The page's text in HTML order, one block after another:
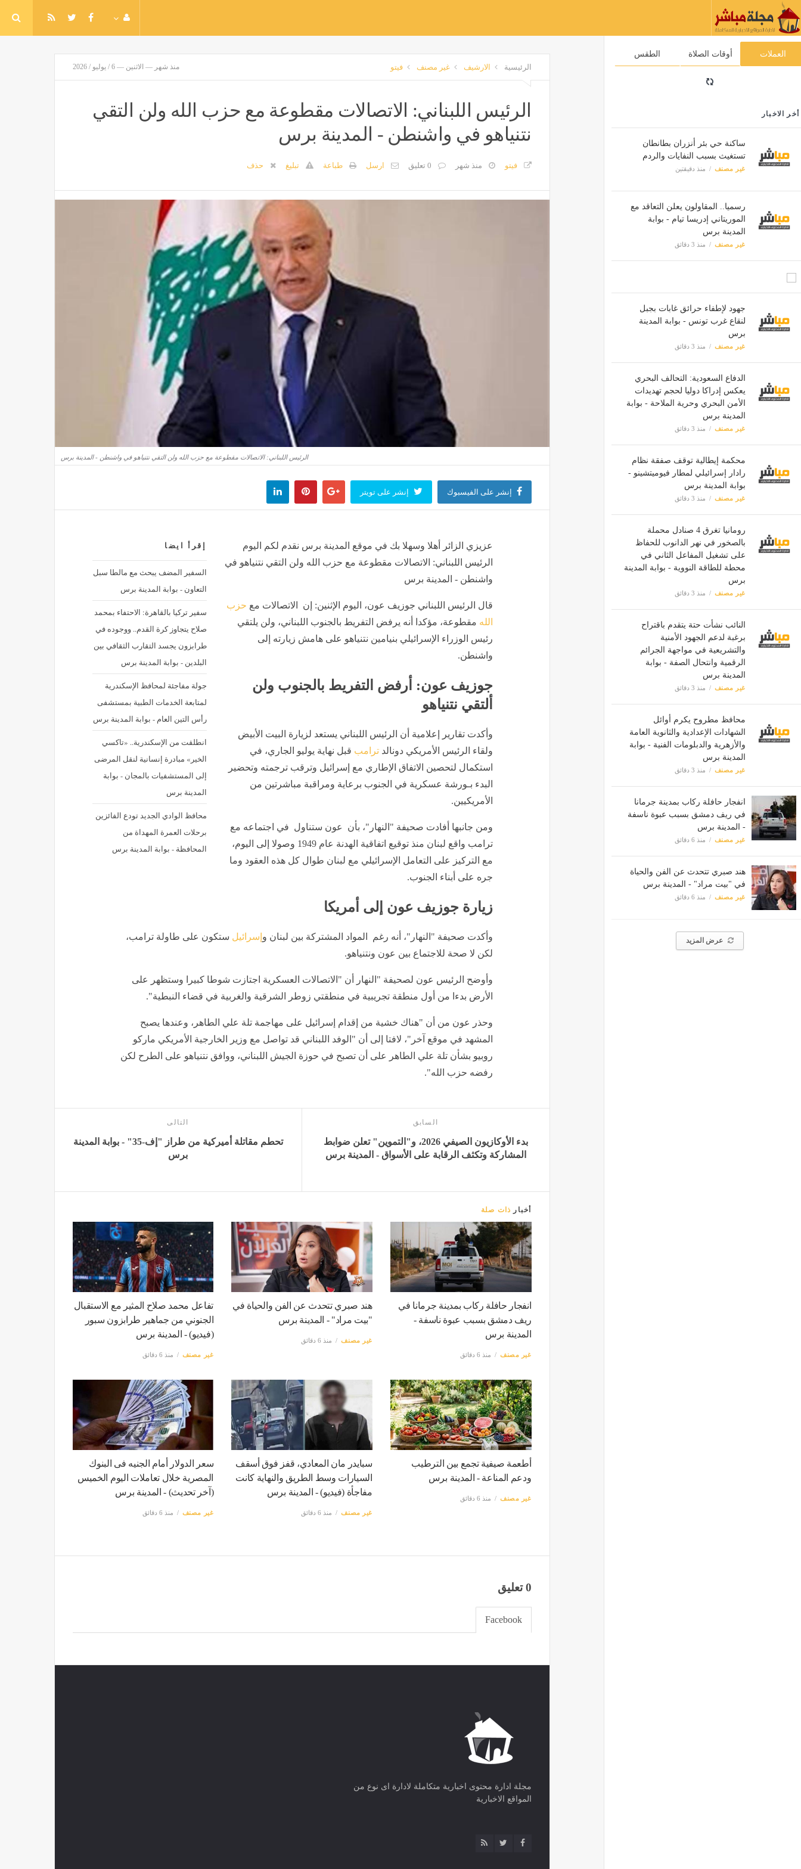
العملات أوقات الصلاة الطقس
أخر الاخبار
ساكنة حي بئر أنزران بطانطان
تستغيث بسبب النفايات والردم
غير مصنف منذ دقيقتين
رسميا.. المقاولون يعلن التعاقد مع
الموريتاني إدريسا تيام - بوابة
المدينة برس
غير مصنف منذ 3 دقائق
جهود لإطفاء حرائق غابات بجبل
لنقاع غرب تونس - بوابة المدينة
برس
غير مصنف منذ 3 دقائق
الدفاع السعودية: التحالف البحري
يعكس إدراكا دوليا لحجم تهديدات
الأمن البحري وحرية الملاحة - بوابة
المدينة برس
غير مصنف منذ 3 دقائق
محكمة إيطالية توقف صفقة نظام
رادار إسرائيلي لمطار فيوميتشينو -
بوابة المدينة برس
غير مصنف منذ 3 دقائق
رومانيا تغرق 4 صنادل محملة
بالصخور في نهر الدانوب للحفاظ
على تشغيل المفاعل الثاني في
محطة للطاقة النووية - بوابة المدينة
برس
غير مصنف منذ 3 دقائق
النائب نشأت حتة يتقدم باقتراح
برغبة لدعم الجهود الأمنية
والتشريعية في مواجهة الجرائم
الرقمية وانتحال الصفة - بوابة
المدينة برس
غير مصنف منذ 3 دقائق
محافظ مطروح يكرم أوائل
الشهادات الإعدادية والثانوية العامة
والأزهرية والدبلومات الفنية - بوابة
المدينة برس
غير مصنف منذ 3 دقائق
انفجار حافلة ركاب بمدينة جرمانا
في ريف دمشق بسبب عبوة ناسفة
- المدينة برس
غير مصنف منذ 6 دقائق
هند صبري تتحدث عن الفن والحياة
في "بيت مراد" - المدينة برس
غير مصنف منذ 6 دقائق
عرض المزيد
الرئيسية الارشيف غير مصنف فيتو منذ شهر — الاثنين — 6 / يوليو / 2026
الرئيس اللبناني: الاتصالات مقطوعة مع حزب الله ولن التقي
نتنياهو في واشنطن - المدينة برس
فيتو منذ شهر 0 تعليق ارسل طباعة تبليغ حذف
الرئيس اللبناني: الاتصالات مقطوعة مع حزب الله ولن التقي نتنياهو في واشنطن - المدينة برس
إنشر على الفيسبوك إنشر على تويتر
إقرأ ايضا
السفير المضف يبحث مع مالطا سبل
التعاون - بوابة المدينة برس
سفير تركيا بالقاهرة: الاحتفاء بمحمد
صلاح يتجاوز كرة القدم.. ووجوده في
طرابزون يجسد التقارب الثقافي بين
البلدين - بوابة المدينة برس
جولة مفاجئة لمحافظ الإسكندرية
لمتابعة الخدمات الطبية بمستشفى
رأس التين العام - بوابة المدينة برس
انطلقت من الإسكندرية.. «تاكسي
الخير» مبادرة إنسانية لنقل المرضى
إلى المستشفيات بالمجان - بوابة
المدينة برس
محافظ الوادي الجديد تودع الفائزين
برحلات العمرة المهداة من
المحافظة - بوابة المدينة برس
عزيزي الزائر أهلا وسهلا بك في موقع المدينة برس نقدم لكم اليوم
الرئيس اللبناني: الاتصالات مقطوعة مع حزب الله ولن التقي نتنياهو في
واشنطن - المدينة برس
قال الرئيس اللبناني جوزيف عون، اليوم الإثنين: إن الاتصالات مع حزب
الله مقطوعة، مؤكدا أنه يرفض التفريط بالجنوب اللبناني، ولن يلتقي
رئيس الوزراء الإسرائيلي بنيامين نتنياهو على هامش زيارته إلى
واشنطن.
جوزيف عون: أرفض التفريط بالجنوب ولن
ألتقي نتنياهو
وأكدت تقارير إعلامية أن الرئيس اللبناني يستعد لزيارة البيت الأبيض
ولقاء الرئيس الأمريكي دونالدترامب قبل نهاية يوليو الجاري، في
استكمال لتحصين الاتفاق الإطاري مع إسرائيل وترقب ترجمته وتحضير
البدء بـورشة عسكرية في الجنوب برعاية ومراقبة مباشرتين من
الأمريكيين.
ومن جانبها أفادت صحيفة "النهار"، بأن عون ستناول في اجتماعه مع
ترامب واقع لبنان منذ توقيع اتفاقية الهدنة عام 1949 وصولا إلى اليوم،
مع التركيز على التعامل الإسرائيلي مع لبنان طوال كل هذه العقود وما
جره على أبناء الجنوب.
زيارة جوزيف عون إلى أمريكا
وأكدت صحيفة "النهار"، أنه رغم المواد المشتركة بين لبنان و إسرائيل ستكون على طاولة ترامب،
لكن لا صحة للاجتماع بين عون ونتنياهو.
وأوضح الرئيس عون لصحيفة "النهار أن "الاتصالات العسكرية اجتازت شوطا كبيرا وستظهر على
الأرض بدءا من أول منطقة تجريبية في منطقتي زوطر الشرقية والغربية في قضاء النبطية".
وحذر عون من أن "هناك خشية من إقدام إسرائيل على مهاجمة تلة علي الطاهر، وعندها يصبح
المشهد في موقع آخر"، لافتا إلى أن "الوفد اللبناني قد تواصل مع وزير الخارجية الأمريكي ماركو
روبيو بشأن تلة علي الطاهر على أن تصبح في حوزة الجيش اللبناني، ووافق نتنياهو على الطرح لكن
رفضه حزب الله".
السابق
بدء الأوكازيون الصيفي 2026، و"التموين" تعلن ضوابط
المشاركة وتكثف الرقابة على الأسواق - المدينة برس
التالى
تحطم مقاتلة أميركية من طراز "إف-35" - بوابة المدينة
برس
أخبار ذات صلة
انفجار حافلة ركاب بمدينة جرمانا في
ريف دمشق بسبب عبوة ناسفة -
المدينة برس
غير مصنف منذ 6 دقائق
هند صبري تتحدث عن الفن والحياة في
"بيت مراد" - المدينة برس
غير مصنف منذ 6 دقائق
تفاعل محمد صلاح المثير مع الاستقبال
الجنوني من جماهير طرابزون سبور
(فيديو) - المدينة برس
غير مصنف منذ 6 دقائق
أطعمة صيفية تجمع بين الترطيب
ودعم المناعة - المدينة برس
غير مصنف منذ 6 دقائق
سبايدر مان المعادي، قفز فوق أسقف
السيارات وسط الطريق والنهاية كانت
مفاجأة (فيديو) - المدينة برس
غير مصنف منذ 6 دقائق
سعر الدولار أمام الجنيه فى البنوك
المصرية خلال تعاملات اليوم الخميس
(آخر تحديث) - المدينة برس
غير مصنف منذ 6 دقائق
0 تعليق
Facebook
مجلة ادارة محتوى اخبارية متكاملة لادارة اى نوع من
المواقع الاخبارية